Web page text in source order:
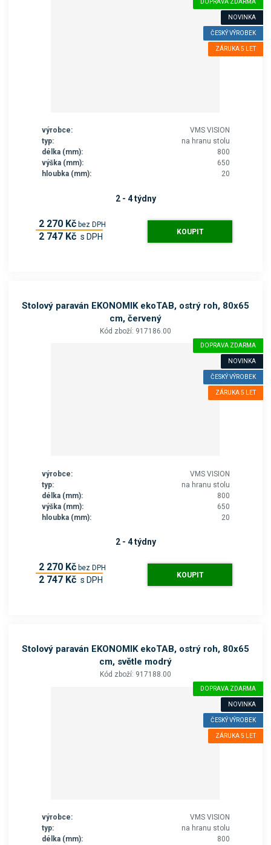
DOPRAVA ZDARMA
NOVINKA
ČESKÝ VÝROBEK
ZÁRUKA 5 LET
výrobce:
VMS VISION
typ:
na hranu stolu
délka (mm):
800
výška (mm):
650
hloubka (mm):
20
2 - 4 týdny
2 270 Kč bez DPH
2 747 Kč s DPH KOUPIT
Stolový paraván EKONOMIK ekoTAB, ostrý roh, 80x65
cm, červený
Kód zboží: 917186.00
DOPRAVA ZDARMA
NOVINKA
ČESKÝ VÝROBEK
ZÁRUKA 5 LET
výrobce:
VMS VISION
typ:
na hranu stolu
délka (mm):
800
výška (mm):
650
hloubka (mm):
20
2 - 4 týdny
2 270 Kč bez DPH
2 747 Kč s DPH KOUPIT
Stolový paraván EKONOMIK ekoTAB, ostrý roh, 80x65
cm, světle modrý
Kód zboží: 917188.00
DOPRAVA ZDARMA
NOVINKA
ČESKÝ VÝROBEK
ZÁRUKA 5 LET
výrobce:
VMS VISION
typ:
na hranu stolu
délka (mm):
800